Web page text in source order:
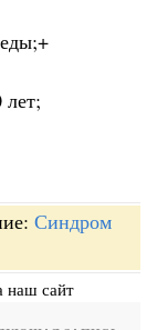
Синдром
наш сайт